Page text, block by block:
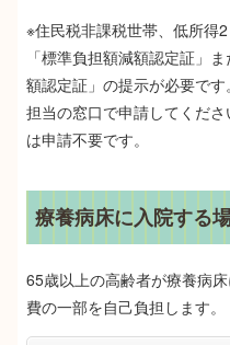
※住民税非課税世帯、低所得
「標準負担額減額認定証」
額認定証」の提示が必要です。
担当の窓口で申請してくだ
は申請不要です。
療養病床に入院する
65歳以上の高齢者が療養病
費の一部を自己負担します。